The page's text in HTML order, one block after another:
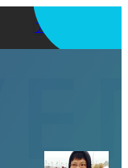
アプリを使う